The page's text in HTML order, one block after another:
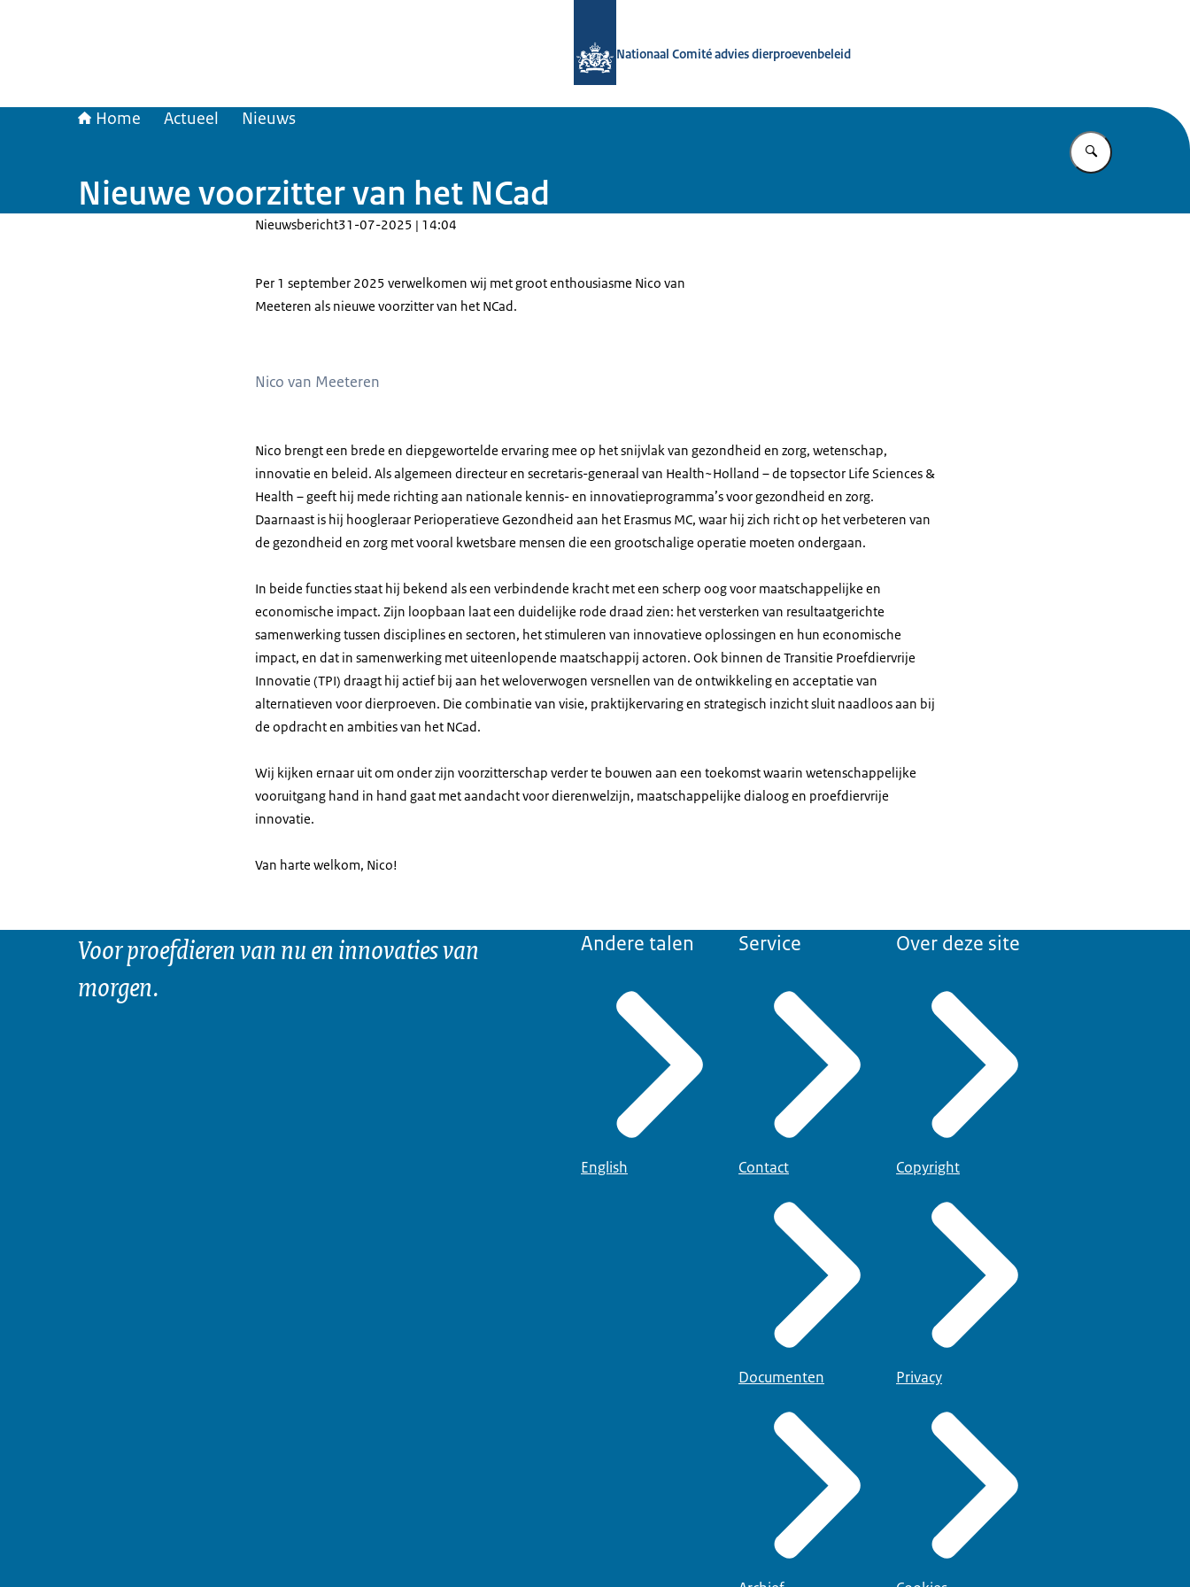
Nationaal Comité advies dierproevenbeleid
Home Actueel Nieuws
Vul in wat u
Nieuwe voorzitter van het NCad
Nieuwsbericht31-07-2025 | 14:04
Per 1 september 2025 verwelkomen wij met groot enthousiasme Nico van
Meeteren als nieuwe voorzitter van het NCad.
Nico van Meeteren
Nico brengt een brede en diepgewortelde ervaring mee op het snijvlak van gezondheid en zorg, wetenschap,
innovatie en beleid. Als algemeen directeur en secretaris-generaal van Health~Holland – de topsector Life Sciences &
Health – geeft hij mede richting aan nationale kennis- en innovatieprogramma’s voor gezondheid en zorg.
Daarnaast is hij hoogleraar Perioperatieve Gezondheid aan het Erasmus MC, waar hij zich richt op het verbeteren van
de gezondheid en zorg met vooral kwetsbare mensen die een grootschalige operatie moeten ondergaan.
In beide functies staat hij bekend als een verbindende kracht met een scherp oog voor maatschappelijke en
economische impact. Zijn loopbaan laat een duidelijke rode draad zien: het versterken van resultaatgerichte
samenwerking tussen disciplines en sectoren, het stimuleren van innovatieve oplossingen en hun economische
impact, en dat in samenwerking met uiteenlopende maatschappij actoren. Ook binnen de Transitie Proefdiervrije
Innovatie (TPI) draagt hij actief bij aan het weloverwogen versnellen van de ontwikkeling en acceptatie van
alternatieven voor dierproeven. Die combinatie van visie, praktijkervaring en strategisch inzicht sluit naadloos aan bij
de opdracht en ambities van het NCad.
Wij kijken ernaar uit om onder zijn voorzitterschap verder te bouwen aan een toekomst waarin wetenschappelijke
vooruitgang hand in hand gaat met aandacht voor dierenwelzijn, maatschappelijke dialoog en proefdiervrije
innovatie.
Van harte welkom, Nico!
Voor proefdieren van nu en innovaties van
morgen.
Andere talen
English
Service
Contact
Documenten
Over deze site
Copyright
Privacy